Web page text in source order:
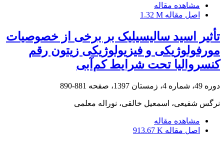
مشاهده مقاله
اصل مقاله 1.32 M
تأثیر اسید سالیسیلیک بر برخی از خصوصیات
مورفولوژیکی و فیزیولوژیکی زیتون رقم
کنسروالیا تحت شرایط کم‌آبی
دوره 49، شماره 4، زمستان 1397، صفحه 881-890
نرگس شفیعی، اسمعیل خالقی، نوراله معلمی
مشاهده مقاله
اصل مقاله 913.67 K